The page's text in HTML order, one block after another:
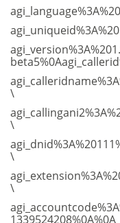
\
\
\
\
1339524208%0A%0A